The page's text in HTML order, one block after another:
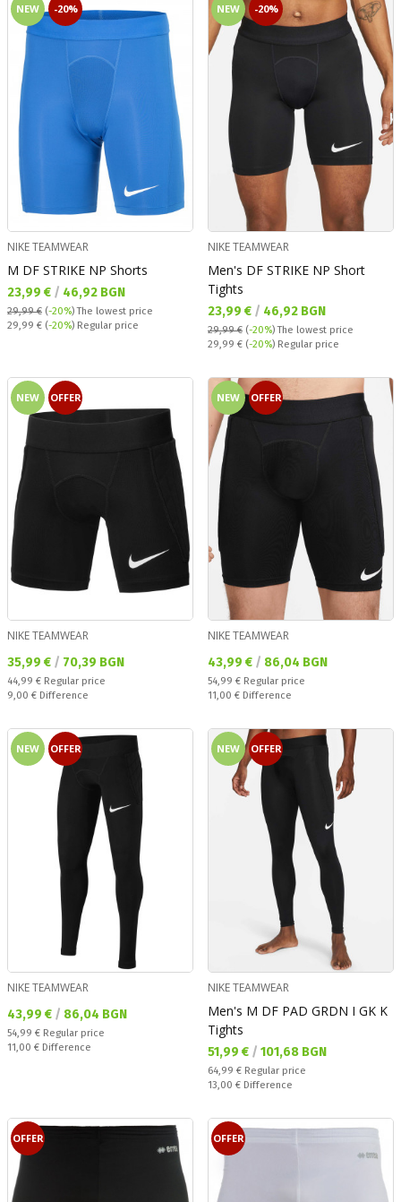
NEW -20%
NIKE TEAMWEAR
M DF STRIKE NP Shorts
Текуща цена:
23,99 € / 46,92 BGN
29,99 € (-20%)The lowest price
Regular price:
29,99 € (-20%) Regular price
NEW -20%
NIKE TEAMWEAR
Men's DF STRIKE NP Short
Tights
Текуща цена:
23,99 € / 46,92 BGN
29,99 € (-20%)The lowest price
Regular price:
29,99 € (-20%) Regular price
NEW OFFER
NIKE TEAMWEAR
Текуща цена:
35,99 € / 70,39 BGN
Regular price:
44,99 € Regular price
Спестявате:
9,00 € Difference
NEW OFFER
NIKE TEAMWEAR
Текуща цена:
43,99 € / 86,04 BGN
Regular price:
54,99 € Regular price
Спестявате:
11,00 € Difference
NEW OFFER
NIKE TEAMWEAR
Текуща цена:
43,99 € / 86,04 BGN
Regular price:
54,99 € Regular price
Спестявате:
11,00 € Difference
NEW OFFER
NIKE TEAMWEAR
Men's M DF PAD GRDN I GK K
Tights
Текуща цена:
51,99 € / 101,68 BGN
Regular price:
64,99 € Regular price
Спестявате:
13,00 € Difference
OFFER OFFER